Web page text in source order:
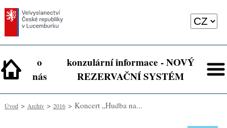
o
nás
konzulární informace - NOVÝ
REZERVAČNÍ SYSTÉM
Úvod> Archiv> 2016> Koncert „Hudba na...